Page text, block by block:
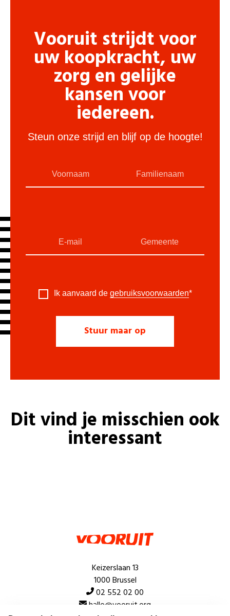
Vooruit strijdt voor
uw koopkracht, uw
zorg en gelijke
kansen voor
iedereen.
Steun onze strijd en blijf op de hoogte!
Ik aanvaard de gebruiksvoorwaarden*
Dit vind je misschien ook
interessant
Keizerslaan 13
1000 Brussel
02 552 02 00
hallo@vooruit.org